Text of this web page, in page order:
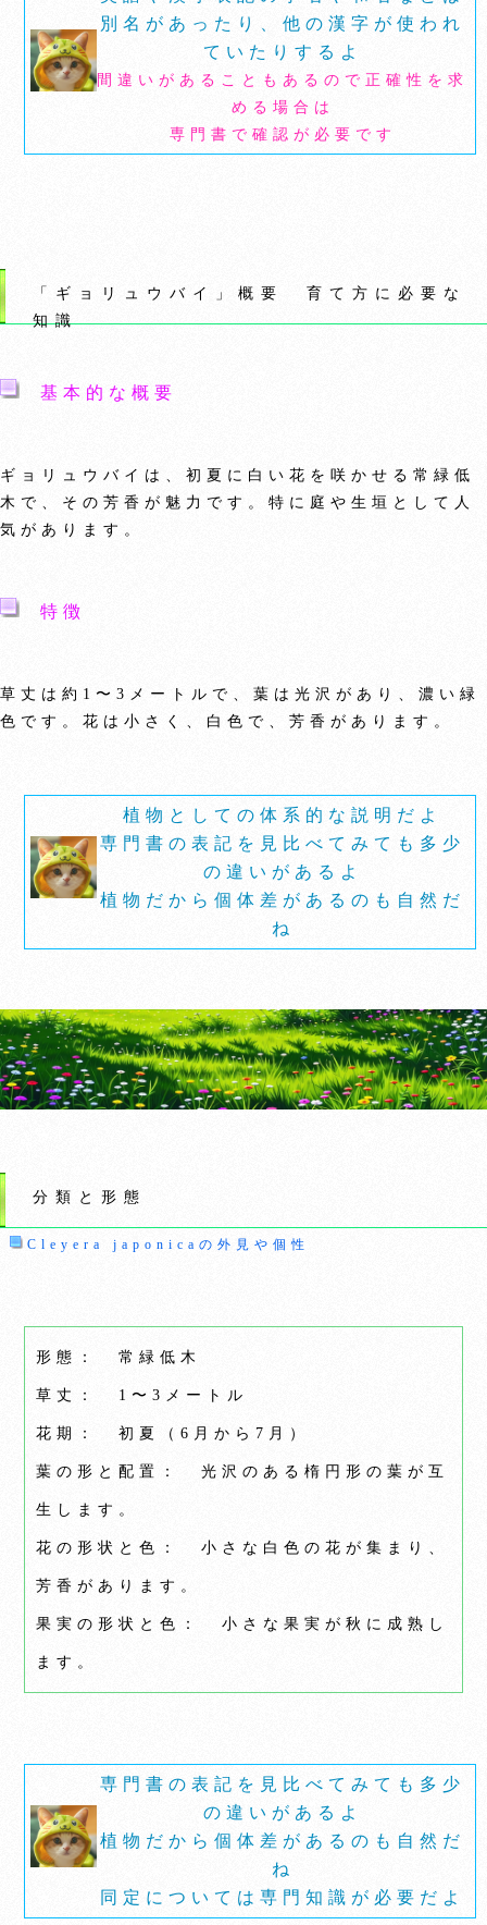
別名があったり、他の漢字が使われ
ていたりするよ
間違いがあることもあるので正確性を求
める場合は
専門書で確認が必要です
「ギョリュウバイ」概要 育て方に必要な
知識
基本的な概要
ギョリュウバイは、初夏に白い花を咲かせる常緑低
木で、その芳香が魅力です。特に庭や生垣として人
気があります。
特徴
草丈は約1〜3メートルで、葉は光沢があり、濃い緑
色です。花は小さく、白色で、芳香があります。
植物としての体系的な説明だよ
専門書の表記を見比べてみても多少
の違いがあるよ
植物だから個体差があるのも自然だ
ね
分類と形態
Cleyera japonicaの外見や個性
形態： 常緑低木
草丈： 1〜3メートル
花期： 初夏（6月から7月）
葉の形と配置： 光沢のある楕円形の葉が互
生します。
花の形状と色： 小さな白色の花が集まり、
芳香があります。
果実の形状と色： 小さな果実が秋に成熟し
ます。
専門書の表記を見比べてみても多少
の違いがあるよ
植物だから個体差があるのも自然だ
ね
同定については専門知識が必要だよ